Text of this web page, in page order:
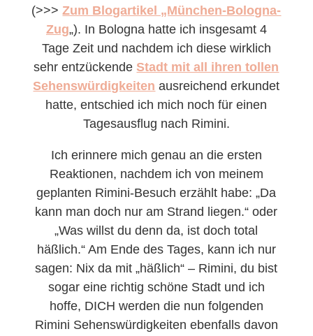
(>>>Zum Blogartikel „München-Bologna-
Zug„). In Bologna hatte ich insgesamt 4
Tage Zeit und nachdem ich diese wirklich
sehr entzückendeStadt mit all ihren tollen
Sehenswürdigkeiten ausreichend erkundet
hatte, entschied ich mich noch für einen
Tagesausflug nach Rimini.
Ich erinnere mich genau an die ersten
Reaktionen, nachdem ich von meinem
geplanten Rimini-Besuch erzählt habe: „Da
kann man doch nur am Strand liegen.“ oder
„Was willst du denn da, ist doch total
häßlich.“ Am Ende des Tages, kann ich nur
sagen: Nix da mit „häßlich“ – Rimini, du bist
sogar eine richtig schöne Stadt und ich
hoffe, DICH werden die nun folgenden
Rimini Sehenswürdigkeiten ebenfalls davon